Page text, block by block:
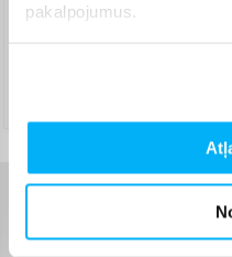
pakalpojumus.
DPD pakomāts